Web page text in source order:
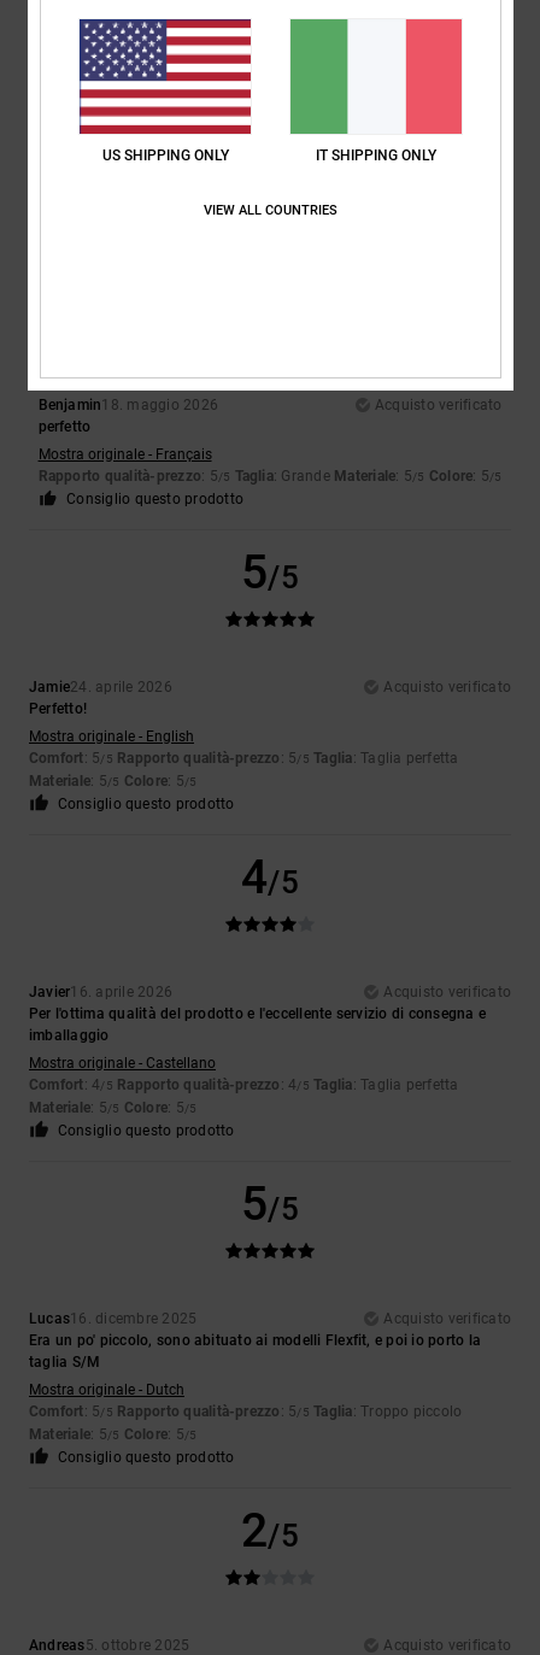
Randrianaivo20. giugno 2026
Il prodotto acquistato è buono
Mostra originale - Français
Consiglio questo prodotto
Benjamin18. maggio 2026
Acquisto verificato
perfetto
Mostra originale - Français
Rapporto qualità-prezzo: 5/5 Taglia: Grande Materiale: 5/5 Colore: 5/5
Consiglio questo prodotto
5/5
Jamie24. aprile 2026
Acquisto verificato
Perfetto!
Mostra originale - English
Comfort: 5/5 Rapporto qualità-prezzo : 5/5 Taglia: Taglia perfetta
Materiale: 5/5 Colore: 5/5
Consiglio questo prodotto
4/5
Javier16. aprile 2026
Acquisto verificato
Per l'ottima qualità del prodotto e l'eccellente servizio di consegna e
imballaggio
Mostra originale - Castellano
Comfort: 4/5 Rapporto qualità-prezzo : 4/5 Taglia: Taglia perfetta
Materiale: 5/5 Colore: 5/5
Consiglio questo prodotto
5/5
Lucas16. dicembre 2025
Acquisto verificato
Era un po' piccolo, sono abituato ai modelli Flexfit, e poi io porto la
taglia S/M
Mostra originale - Dutch
Comfort: 5/5 Rapporto qualità-prezzo : 5/5 Taglia: Troppo piccolo
Materiale: 5/5 Colore: 5/5
Consiglio questo prodotto
2/5
Andreas5. ottobre 2025
Acquisto verificato
US SHIPPING ONLY IT SHIPPING ONLY
VIEW ALL COUNTRIES